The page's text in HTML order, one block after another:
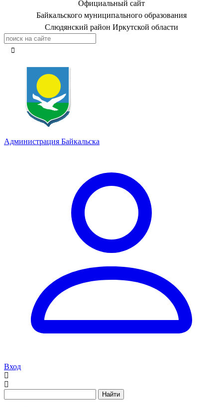
Официальный сайт
Байкальского муниципального образования
Слюдянский район Иркутской области
Администрация Байкальска
Вход
Найти